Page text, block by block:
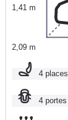
1,41 m
2,09 m
4 places
4 portes